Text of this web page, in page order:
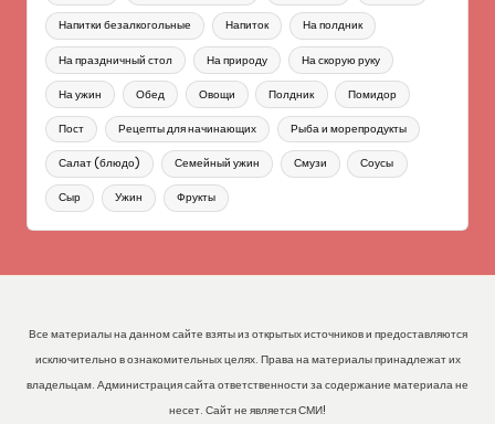
Напитки безалкогольные Напиток На полдник
На праздничный стол На природу На скорую руку
На ужин Обед Овощи Полдник Помидор
Пост Рецепты для начинающих Рыба и морепродукты
Салат (блюдо) Семейный ужин Смузи Соусы
Сыр Ужин Фрукты
Все материалы на данном сайте взяты из открытых источников и предоставляются
исключительно в ознакомительных целях. Права на материалы принадлежат их
владельцам. Администрация сайта ответственности за содержание материала не
несет. Сайт не является СМИ!